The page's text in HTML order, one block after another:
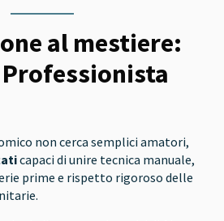
al mestiere:
non cerca semplici amatori,
capaci di unire tecnica manuale,
prime e rispetto rigoroso delle